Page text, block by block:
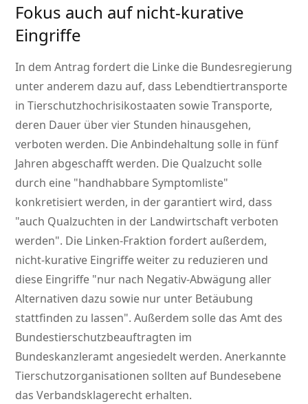
Fokus auch auf nicht-kurative
Eingriffe
In dem Antrag fordert die Linke die Bundesregierung
unter anderem dazu auf, dass Lebendtiertransporte
in Tierschutzhochrisikostaaten sowie Transporte,
deren Dauer über vier Stunden hinausgehen,
verboten werden. Die Anbindehaltung solle in fünf
Jahren abgeschafft werden. Die Qualzucht solle
durch eine handhabbare Symptomliste
konkretisiert werden, in der garantiert wird, dass
auch Qualzuchten in der Landwirtschaft verboten
werden . Die Linken-Fraktion fordert außerdem,
nicht-kurative Eingriffe weiter zu reduzieren und
diese Eingriffe nur nach Negativ-Abwägung aller
Alternativen dazu sowie nur unter Betäubung
stattfinden zu lassen . Außerdem solle das Amt des
Bundestierschutzbeauftragten im
Bundeskanzleramt angesiedelt werden. Anerkannte
Tierschutzorganisationen sollten auf Bundesebene
das Verbandsklagerecht erhalten.